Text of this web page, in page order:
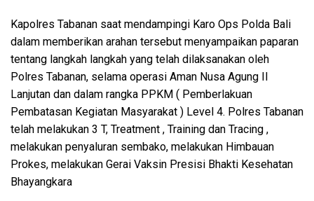
Kapolres Tabanan saat mendampingi Karo Ops Polda Bali
dalam memberikan arahan tersebut menyampaikan paparan
tentang langkah langkah yang telah dilaksanakan oleh
Polres Tabanan, selama operasi Aman Nusa Agung II
Lanjutan dan dalam rangka PPKM ( Pemberlakuan
Pembatasan Kegiatan Masyarakat ) Level 4. Polres Tabanan
telah melakukan 3 T, Treatment , Training dan Tracing ,
melakukan penyaluran sembako, melakukan Himbauan
Prokes, melakukan Gerai Vaksin Presisi Bhakti Kesehatan
Bhayangkara